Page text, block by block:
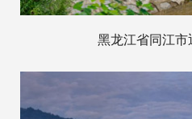
黑龙江省同江市